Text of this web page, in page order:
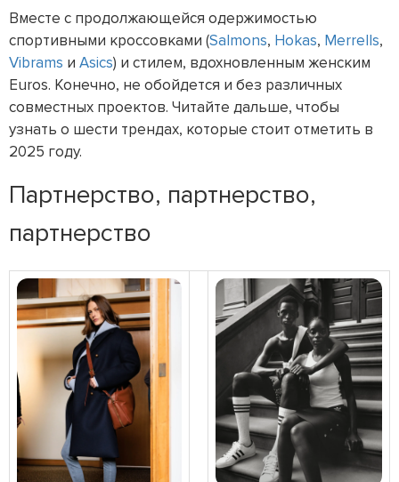
Вместе с продолжающейся одержимостью
спортивными кроссовками (Salmons, Hokas, Merrells,
Vibrams и Asics) и стилем, вдохновленным женским
Euros. Конечно, не обойдется и без различных
совместных проектов. Читайте дальше, чтобы
узнать о шести трендах, которые стоит отметить в
2025 году.
Партнерство, партнерство,
партнерство